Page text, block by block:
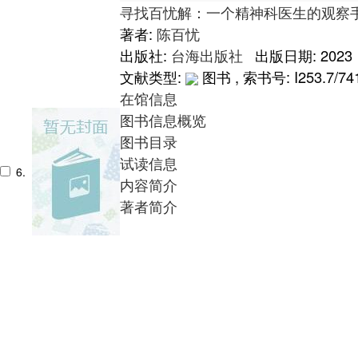
6.
寻找百忧解：一个精神科医生的观察
著者: 陈百忧
出版社: 台海出版社
出版日期: 2023
文献类型:
图书 , 索书号: I253.7/
在馆信息
图书信息概览
图书目录
试读信息
内容简介
著者简介